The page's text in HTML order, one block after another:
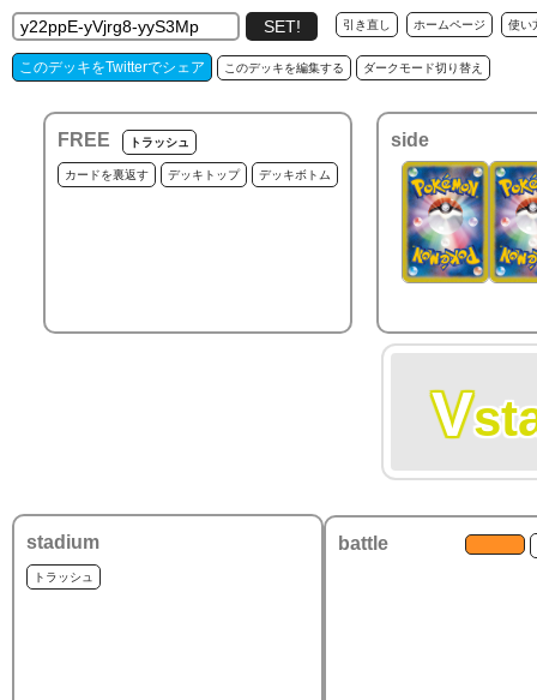
引き直し ホームページ 使い
このデッキをTwitterでシェア このデッキを編集する ダークモード切り替え
FREE トラッシュ
カードを裏返す デッキトップ デッキボトム
side
V
stadium
トラッシュ
battle